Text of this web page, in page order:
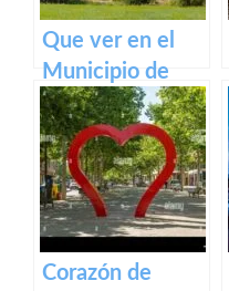
Que ver en el
Municipio de
Algaida en
Baleares
Corazón de